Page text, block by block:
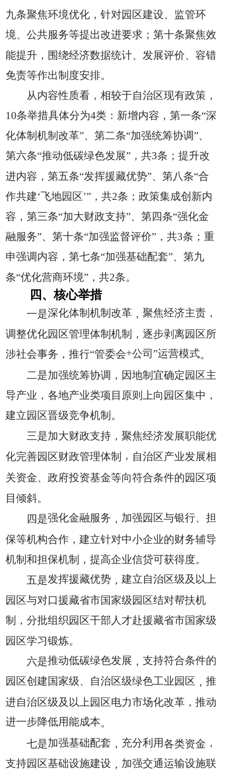
九条聚焦环境优化，针对园区建设、监管环
境、公共服务等提出改进要求；第十条聚焦效
能提升，围绕经济数据统计、发展评价、容错
免责等作出制度安排。
从内容性质看，相较于自治区现有政策，
10条举措具体分为4类：新增内容，第一条“深
化体制机制改革”、第二条“加强统筹协调”、
第六条“推动低碳绿色发展”，共3条；提升改
进内容，第五条“发挥援藏优势”、第八条“合
作共建‘飞地园区’”，共2条；政策集成创新内
容，第三条“加大财政支持”、第四条“强化金
融服务”、第十条“加强监督评价”，共3条；重
申强调内容，第七条“加强基础配套”、第九
条“优化营商环境”，共2条。
四、核心举措
一是深化体制机制改革 ， 聚焦经济主责，
调整优化园区管理体制机制，逐步剥离园区所
涉社会事务，推行“管委会+公司”运营模式。
二是加强统筹协调，因地制宜确定园区主
导产业，各地产业类项目原则上向园区集中，
建立园区晋级竞争机制。
三是加大财政支持，聚焦经济发展职能优
化完善园区财政管理体制 ， 自治区产业发展相
关资金、政府投资基金等向符合条件的园区项
目倾斜。
四是强化金融服务 ，加强园区与银行、担
保等机构合作，建立针对中小企业的财务辅导
机制和担保机制，提高企业信贷可获得度。
五是发挥援藏优势 ，建立自治区级及以上
园区与对口援藏省市国家级园区结对帮扶机
制，分批组织园区干部人才赴援藏省市国家级
园区学习锻炼。
六是推动低碳绿色发展 ，支持符合条件的
园区创建国家级、自治区级绿色工业园区 ，推
进自治区级及以上园区电力市场化改革，推动
进一步降低用能成本。
七是加强基础配套 ， 充分利用各类资金 ，
支持园区基础设施建设 ，加强交通运输设施联